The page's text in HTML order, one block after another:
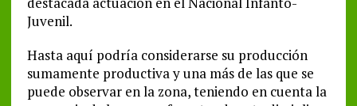
Juvenil.
Hasta aquí podría considerarse su producción
sumamente productiva y una más de las que se
puede observar en la zona, teniendo en cuenta la